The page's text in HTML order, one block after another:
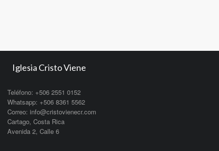
Iglesia Cristo Viene
Teléfono: +506 2551 0152
Whatsapp: +506 8361 5562
Correo: info@cristovienecr.com
Cartago, Costa Rica
Avenida 2, Calle 6